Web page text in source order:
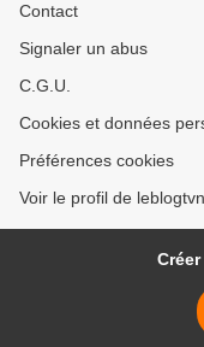
Contact
Signaler un abus
C.G.U.
Cookies et données
Préférences cookies
Voir le profil de